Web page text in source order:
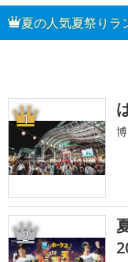
夏の人気夏祭りラ
1
2